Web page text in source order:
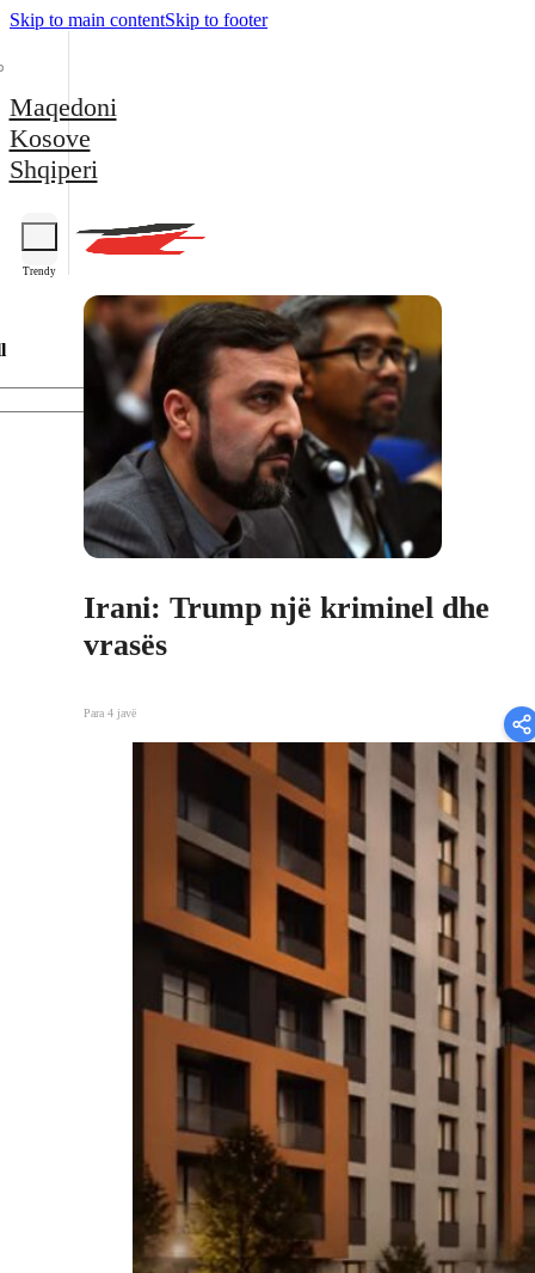
Skip to main contentSkip to footer
Maqedoni
Kosove
Shqiperi
Trendy
Irani: Trump një kriminel dhe
vrasës
Para 4 javë